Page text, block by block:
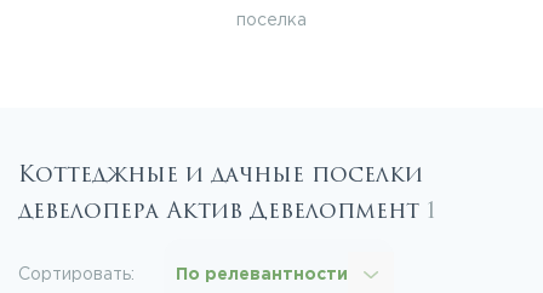
поселка
Коттеджные и дачные поселки
девелопера Актив Девелопмент 1
Сортировать: По релевантности